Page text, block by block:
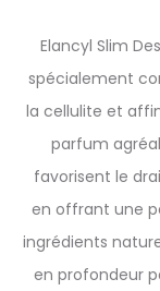
Elancyl Slim
spécialement
la cellulite et
parfum
favorisent le
en offrant une
ingrédients
en profondeur